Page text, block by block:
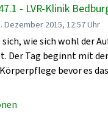
- LVR-Klinik
2015, 12:57 Uhr
sich, wie sich wohl der
Der Tag beginnt mit
bevor es